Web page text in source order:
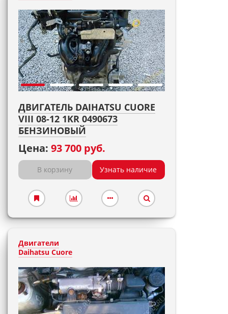
ДВИГАТЕЛЬ DAIHATSU CUORE
VIII 08-12 1KR 0490673
БЕНЗИНОВЫЙ
Цена: 93 700 руб.
В корзину Узнать наличие
Двигатели
Daihatsu Cuore